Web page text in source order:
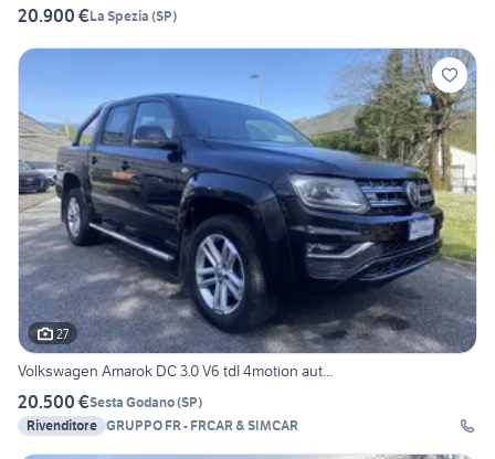
20.900 €La Spezia (SP)
27
Volkswagen Amarok DC 3.0 V6 tdI 4motion aut...
20.500 €Sesta Godano(SP)
Rivenditore GRUPPO FR - FRCAR & SIMCAR